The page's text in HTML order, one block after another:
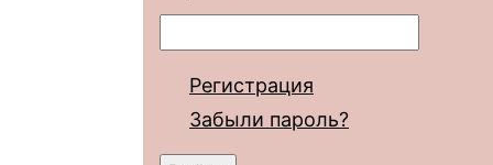
Регистрация
Забыли пароль?